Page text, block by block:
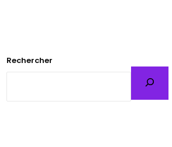
Rechercher